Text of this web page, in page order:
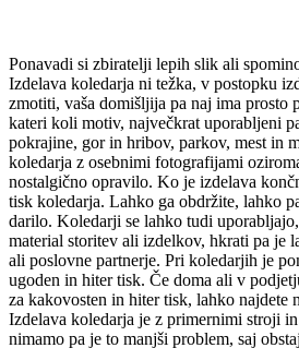
Ponavadi si zbiratelji lepih slik ali
Izdelava koledarja ni težka, v postopku
zmotiti, vaša domišljija pa naj ima prosto
kateri koli motiv, največkrat uporabljeni
pokrajine, gor in hribov, parkov, mest in
koledarja z osebnimi fotografijami
nostalgično opravilo. Ko je izdelava
tisk koledarja. Lahko ga obdržite, lahko
darilo. Koledarji se lahko tudi
material storitev ali izdelkov, hkrati pa je
ali poslovne partnerje. Pri koledarjih je
ugoden in hiter tisk. Če doma ali v
za kakovosten in hiter tisk, lahko najdete
Izdelava koledarja je z primernimi stroji
nimamo pa je to manjši problem, saj